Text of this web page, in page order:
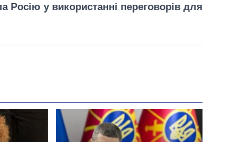
Росію у використанні переговорів для